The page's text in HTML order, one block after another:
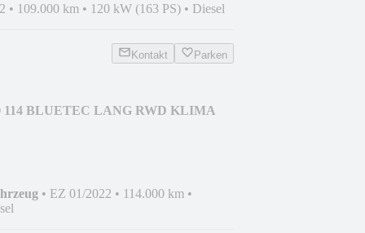
• 109.000 km • 120 kW (163 PS) • Diesel
Kontakt Parken
114 BLUETEC LANG RWD KLIMA
• EZ 01/2022 • 114.000 km •